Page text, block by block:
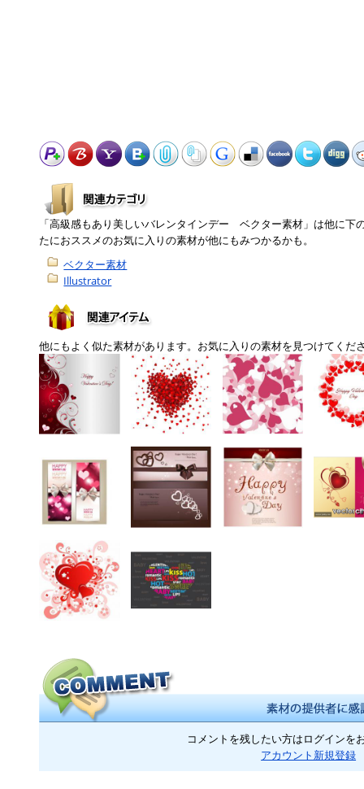
「高級感もあり美しいバレンタインデー ベクター素材」は他に下
たにおススメのお気に入りの素材が他にもみつかるかも。
ベクター素材
Illustrator
他にもよく似た素材があります。お気に入りの素材を見つけてくだ
コメントを残したい方はログインを
アカウント新規登録